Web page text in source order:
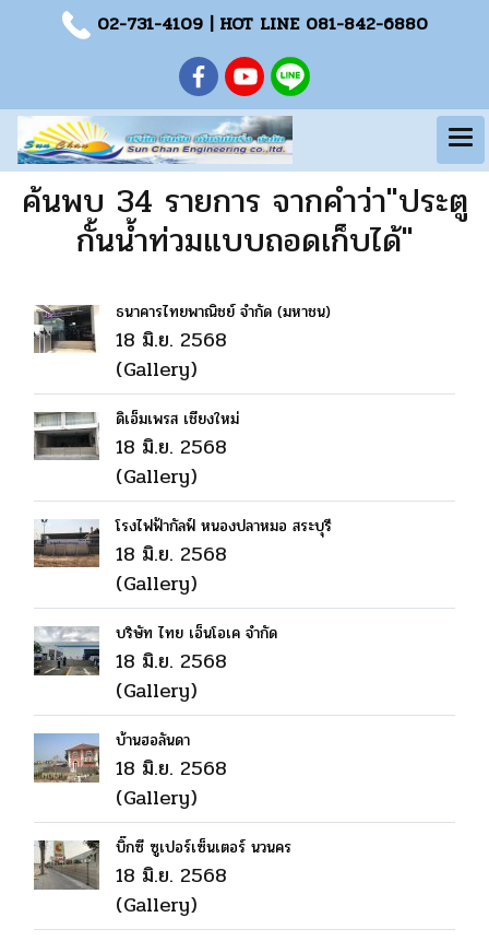
02-731-4109| HOT LINE 081-842-6880
ค้นพบ 34 รายการ จากคำว่า"ประตู
กั้นน้ำท่วมแบบถอดเก็บได้"
ธนาคารไทยพาณิชย์ จำกัด (มหาชน)
18 มิ.ย. 2568
(Gallery)
ดิเอ็มเพรส เชียงใหม่
18 มิ.ย. 2568
(Gallery)
โรงไฟฟ้ากัลฟ์ หนองปลาหมอ สระบุรี
18 มิ.ย. 2568
(Gallery)
บริษัท ไทย เอ็นโอเค จำกัด
18 มิ.ย. 2568
(Gallery)
บ้านฮอลันดา
18 มิ.ย. 2568
(Gallery)
บิ๊กซี ซูเปอร์เซ็นเตอร์ นวนคร
18 มิ.ย. 2568
(Gallery)